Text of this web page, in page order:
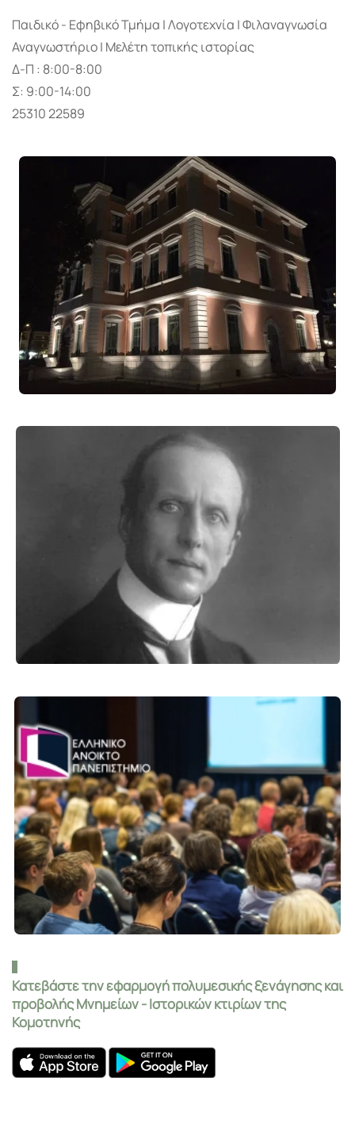
Παιδικό - Εφηβικό Τμήμα | Λογοτεχνία | Φιλαναγνωσία
Αναγνωστήριο | Μελέτη τοπικής ιστορίας
Δ-Π : 8:00-8:00
Σ: 9:00-14:00
25310 22589
Κατεβάστε την εφαρμογή πολυμεσικής ξενάγησης και
προβολής Μνημείων - Ιστορικών κτιρίων της
Κομοτηνής